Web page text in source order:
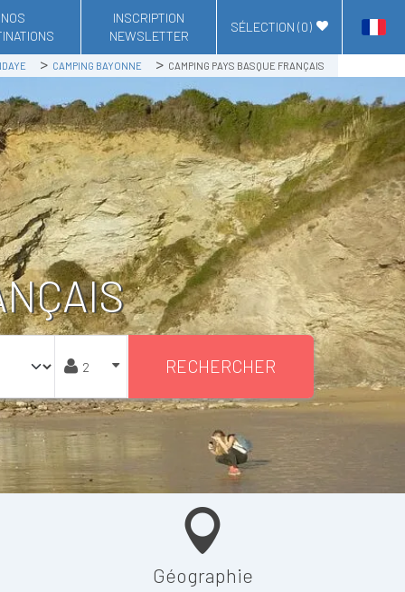
NOS
INSCRIPTION
NEWSLETTER
SÉLECTION (0)
CAMPING BAYONNE CAMPING PAYS BASQUE FRANÇAIS
RECHERCHER
Géographie